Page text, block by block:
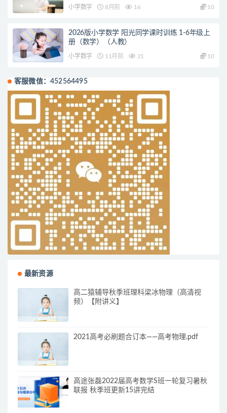
小学数字 8月前 16 10
2026版小学数学 阳光同学课时训练 1-6年级上
册（数学）（人教）
小学数字 11月前 21 10
客服微信：452564495
最新资源
高二猿辅导秋季班理科梁冰物理（高清视
频）【附讲义】
2021高考必刷题合订本——高考物理.pdf
高途张磊2022届高考数学S班一轮复习暑秋
联报 秋季班更新15讲完结